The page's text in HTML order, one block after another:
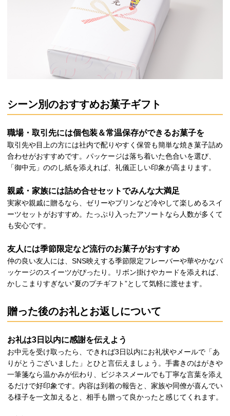
シーン別のおすすめお菓子ギフト
職場・取引先には個包装＆常温保存ができるお菓子を
取引先や目上の方には社内で配りやすく保管も簡単な焼き菓子詰め
合わせがおすすめです。パッケージは落ち着いた色合いを選び、
「御中元」ののし紙を添えれば、礼儀正しい印象が高まります。
親戚・家族には詰め合せセットでみんな大満足
実家や親戚に贈るなら、ゼリーやプリンなど冷やして楽しめるスイ
ーツセットがおすすめ。たっぷり入ったアソートなら人数が多くて
も安心です。
友人には季節限定など流行のお菓子がおすすめ
仲の良い友人には、SNS映えする季節限定フレーバーや華やかなパ
ッケージのスイーツがぴったり。リボン掛けやカードを添えれば、
かしこまりすぎない“夏のプチギフト”として気軽に渡せます。
贈った後のお礼とお返しについて
お礼は3日以内に感謝を伝えよう
お中元を受け取ったら、できれば3日以内にお礼状やメールで「あ
りがとうございました」とひと言伝えましょう。手書きのはがきや
一筆箋なら温かみが伝わり、ビジネスメールでも丁寧な言葉を添え
るだけで好印象です。内容は到着の報告と、家族や同僚が喜んでい
る様子を一文加えると、相手も贈って良かったと感じてくれます。